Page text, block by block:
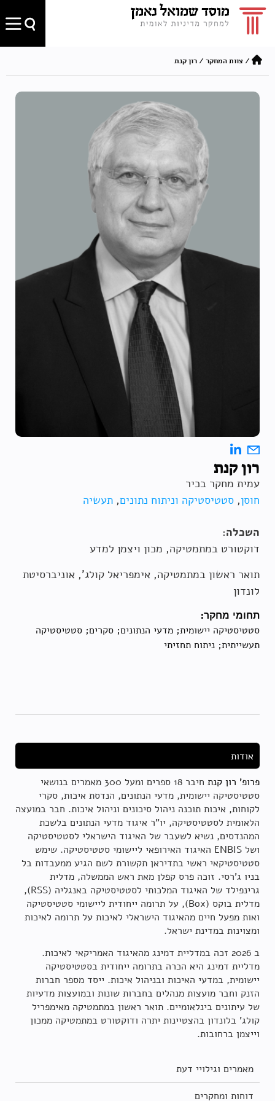
/צוות המחקר /רון קנת
רון קנת
עמית מחקר בכיר
חוסן, סטטיסטיקה וניתוח נתונים, תעשיה
השכלה:
דוקטורט במתמטיקה, מכון ויצמן למדע
תואר ראשון במתמטיקה, אימפריאל קולג', אוניברסיטת
לונדון
תחומי מחקר:
סטטיסטיקה יישומית; מדעי הנתונים; סקרים; סטטיסטיקה
תעשייתית; ניתוח תחזיתי
אודות
פרופ' רון קנת
חיבר 18 ספרים ומעל 300 מאמרים בנושאי
סטטיסטיקה יישומית, מדעי הנתונים, הנדסת איכות, סקרי
לקוחות, איכות תוכנה ניהול סיכונים וניהול איכות. חבר במועצה
הלאומית לסטטיסטיקה, יו"ר איגוד מדעי הנתונים בלשכת
המהנדסים, נשיא לשעבר של האיגוד הישראלי לסטטיסטיקה
ושל ENBIS האיגוד האירופאי ליישומי סטטיסטיקה. שימש
סטטיסטיקאי ראשי בתדיראן תקשורת לשם הגיע ממעבדות בל
בניו ג'רסי. זוכה פרס קפלן מאת ראש הממשלה, מדלית
גרינפילד של האיגוד המלכותי לסטטיסטיקה באנגליה (RSS),
מדלית בוקס (Box), על תרומה ייחודית ליישומי סטטיסטיקה
ואות מפעל חיים מהאיגוד הישראלי לאיכות על תרומה לאיכות
ומצוינות במדינת ישראל.
ב 2026 זכה במדליית דמינג מהאיגוד האמריקאי לאיכות.
מדליית דמינג היא הכרה בתרומה ייחודית בסטטיסטיקה
יישומית, במדעי האיכות ובניהול איכות. ייסד מספר חברות
הזנק וחבר מועצות מנהלים בחברות שונות ובמועצות מדעיות
של עיתונים בינלאומיים. תואר ראשון במתמטיקה מאימפריל
קולג' בלונדון בהצטיינות יתרה ודוקטורט במתמטיקה ממכון
וייצמן ברחובות.
מאמרים וגילויי דעת
דוחות ומחקרים